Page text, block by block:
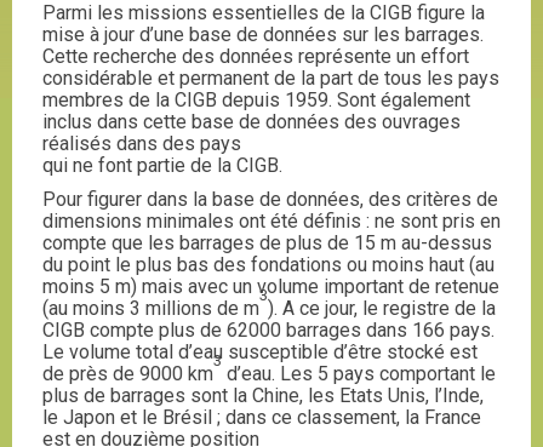
Parmi les missions essentielles de la CIGB figure la
mise à jour d’une base de données sur les barrages.
Cette recherche des données représente un effort
considérable et permanent de la part de tous les pays
membres de la CIGB depuis 1959. Sont également
inclus dans cette base de données des ouvrages
réalisés dans des pays
qui ne font partie de la CIGB.
Pour figurer dans la base de données, des critères de
dimensions minimales ont été définis : ne sont pris en
compte que les barrages de plus de 15 m au-dessus
du point le plus bas des fondations ou moins haut (au
moins 5 m) mais avec un volume important de retenue
(au moins 3 millions de m
3
). A ce jour, le registre de la
CIGB compte plus de 62000 barrages dans 166 pays.
Le volume total d’eau susceptible d’être stocké est
de près de 9000 km
3
d’eau. Les 5 pays comportant le
plus de barrages sont la Chine, les Etats Unis, l’Inde,
le Japon et le Brésil ; dans ce classement, la France
est en douzième position